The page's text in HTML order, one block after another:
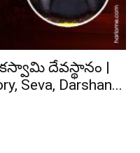
దేవస్థానం |
Seva, Darshan...